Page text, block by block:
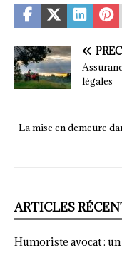
légales
La mise en demeure
ARTICLES
Humoriste avocat :